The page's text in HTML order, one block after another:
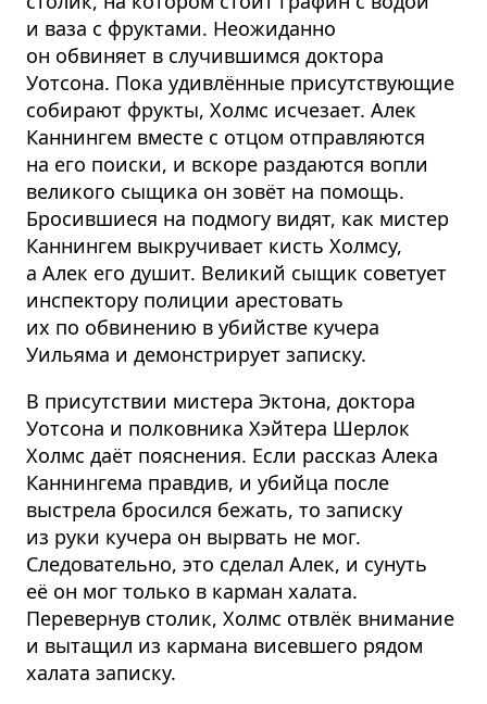
и ваза с фруктами. Неожиданно
он обвиняет в случившимся доктора
Уотсона. Пока удивлённые присутствующие
собирают фрукты, Холмс исчезает. Алек
Каннингем вместе с отцом отправляются
на его поиски, и вскоре раздаются вопли
великого сыщика он зовёт на помощь.
Бросившиеся на подмогу видят, как мистер
Каннингем выкручивает кисть Холмсу,
а Алек его душит. Великий сыщик советует
инспектору полиции арестовать
их по обвинению в убийстве кучера
Уильяма и демонстрирует записку.
В присутствии мистера Эктона, доктора
Уотсона и полковника Хэйтера Шерлок
Холмс даёт пояснения. Если рассказ Алека
Каннингема правдив, и убийца после
выстрела бросился бежать, то записку
из руки кучера он вырвать не мог.
Следовательно, это сделал Алек, и сунуть
её он мог только в карман халата.
Перевернув столик, Холмс отвлёк внимание
и вытащил из кармана висевшего рядом
халата записку.